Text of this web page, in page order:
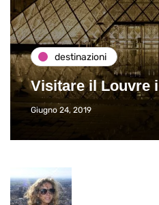
destinazioni
Visitare il Louvre
Giugno 24, 2019